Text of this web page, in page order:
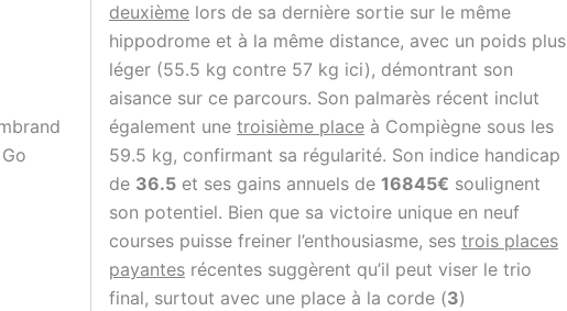
deuxième lors de sa dernière sortie sur le même
hippodrome et à la même distance, avec un poids plus
léger (55.5 kg contre 57 kg ici), démontrant son
aisance sur ce parcours. Son palmarès récent inclut
également une troisième place à Compiègne sous les
59.5 kg, confirmant sa régularité. Son indice handicap
de 36.5 et ses gains annuels de 16845€ soulignent
son potentiel. Bien que sa victoire unique en neuf
courses puisse freiner l’enthousiasme, ses trois places
payantes récentes suggèrent qu’il peut viser le trio
final, surtout avec une place à la corde (3)